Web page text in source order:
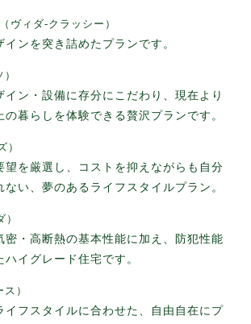
ヴィダ-クラッシー）
インを突き詰めたプランです。
イン・設備に存分にこだわり、現在より
の暮らしを体験できる贅沢プランです。
）
望を厳選し、コストを抑えながらも自分
ない、夢のあるライフスタイルプラン。
密・高断熱の基本性能に加え、防犯性能
ハイグレード住宅です。
）
イフスタイルに合わせた、自由自在にプ